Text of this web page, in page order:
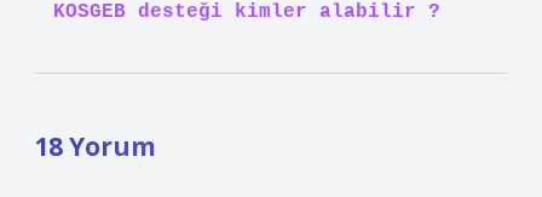
KOSGEB desteği kimler alabilir ?
18 Yorum